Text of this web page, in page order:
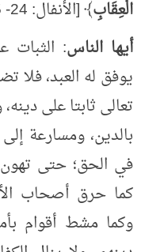
الْعِقَابِ﴾ [الأنفال: 24- 25].
أيها الناس: الثبات
يوفق له العبد، فلا
تعالى ثابتا على
بالدين، ومسارعة
في الحق؛ حتى تهون
كما حرق أصحاب
وكما مشط أقوام